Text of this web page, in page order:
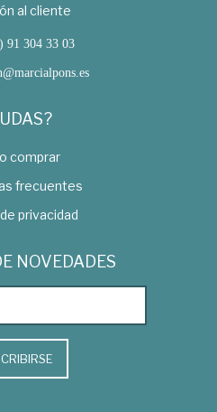
al cliente
91 304 33 03
comprar
frecuentes
privacidad
NOVEDADES